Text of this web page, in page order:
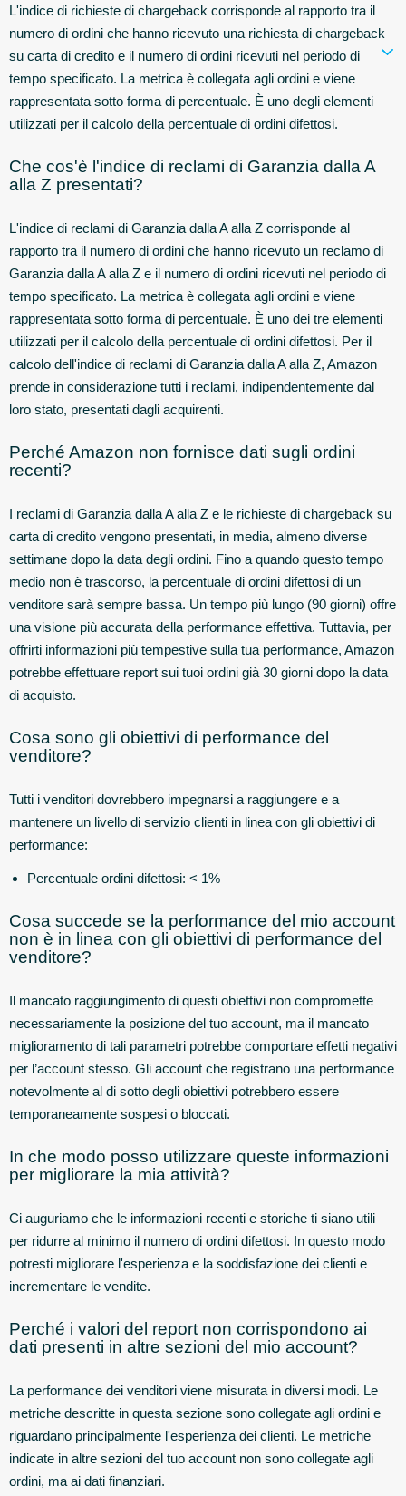
L'indice di richieste di chargeback corrisponde al rapporto tra il
numero di ordini che hanno ricevuto una richiesta di chargeback
su carta di credito e il numero di ordini ricevuti nel periodo di
tempo specificato. La metrica è collegata agli ordini e viene
rappresentata sotto forma di percentuale. È uno degli elementi
utilizzati per il calcolo della percentuale di ordini difettosi.
Che cos'è l'indice di reclami di Garanzia dalla A
alla Z presentati?
L'indice di reclami di Garanzia dalla A alla Z corrisponde al
rapporto tra il numero di ordini che hanno ricevuto un reclamo di
Garanzia dalla A alla Z e il numero di ordini ricevuti nel periodo di
tempo specificato. La metrica è collegata agli ordini e viene
rappresentata sotto forma di percentuale. È uno dei tre elementi
utilizzati per il calcolo della percentuale di ordini difettosi. Per il
calcolo dell'indice di reclami di Garanzia dalla A alla Z, Amazon
prende in considerazione tutti i reclami, indipendentemente dal
loro stato, presentati dagli acquirenti.
Perché Amazon non fornisce dati sugli ordini
recenti?
I reclami di Garanzia dalla A alla Z e le richieste di chargeback su
carta di credito vengono presentati, in media, almeno diverse
settimane dopo la data degli ordini. Fino a quando questo tempo
medio non è trascorso, la percentuale di ordini difettosi di un
venditore sarà sempre bassa. Un tempo più lungo (90 giorni) offre
una visione più accurata della performance effettiva. Tuttavia, per
offrirti informazioni più tempestive sulla tua performance, Amazon
potrebbe effettuare report sui tuoi ordini già 30 giorni dopo la data
di acquisto.
Cosa sono gli obiettivi di performance del
venditore?
Tutti i venditori dovrebbero impegnarsi a raggiungere e a
mantenere un livello di servizio clienti in linea con gli obiettivi di
performance:
Percentuale ordini difettosi: < 1%
Cosa succede se la performance del mio account
non è in linea con gli obiettivi di performance del
venditore?
Il mancato raggiungimento di questi obiettivi non compromette
necessariamente la posizione del tuo account, ma il mancato
miglioramento di tali parametri potrebbe comportare effetti negativi
per l’account stesso. Gli account che registrano una performance
notevolmente al di sotto degli obiettivi potrebbero essere
temporaneamente sospesi o bloccati.
In che modo posso utilizzare queste informazioni
per migliorare la mia attività?
Ci auguriamo che le informazioni recenti e storiche ti siano utili
per ridurre al minimo il numero di ordini difettosi. In questo modo
potresti migliorare l'esperienza e la soddisfazione dei clienti e
incrementare le vendite.
Perché i valori del report non corrispondono ai
dati presenti in altre sezioni del mio account?
La performance dei venditori viene misurata in diversi modi. Le
metriche descritte in questa sezione sono collegate agli ordini e
riguardano principalmente l'esperienza dei clienti. Le metriche
indicate in altre sezioni del tuo account non sono collegate agli
ordini, ma ai dati finanziari.